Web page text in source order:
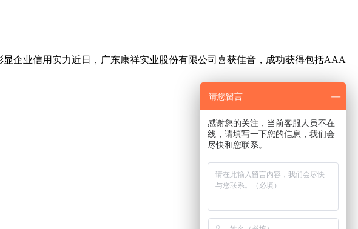
企业信用实力近日，广东康祥实业股份有限公司喜获佳音，成功获得包括AAA
请您留言
感谢您的关注，当前客服人员不在
线，请填写一下您的信息，我们会
尽快和您联系。